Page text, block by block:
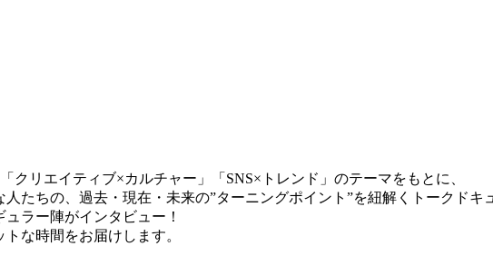
クリエイティブ×カルチャー」「SNS×トレンド」のテーマをもとに、
たちの、過去・現在・未来の”ターニングポイント”を紐解くトークドキ
ラー陣がインタビュー！
な時間をお届けします。